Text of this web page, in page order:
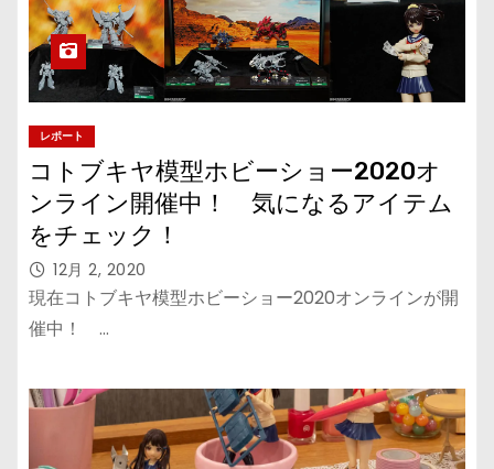
レポート
コトブキヤ模型ホビーショー2020オ
ンライン開催中！ 気になるアイテム
をチェック！
12月 2, 2020
現在コトブキヤ模型ホビーショー2020オンラインが開
催中！ …